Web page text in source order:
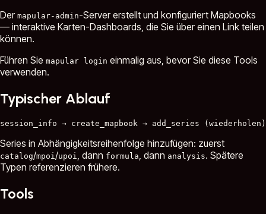
Der mapular-admin-Server erstellt und konfiguriert Mapbooks
— interaktive Karten-Dashboards, die Sie über einen Link teilen
können.
Führen Sie mapular login einmalig aus, bevor Sie diese Tools
verwenden.
Typischer Ablauf
Series in Abhängigkeitsreihenfolge hinzufügen: zuerst
catalog/mpoi /upoi , dann formula , dann analysis. Spätere
Typen referenzieren frühere.
Tools